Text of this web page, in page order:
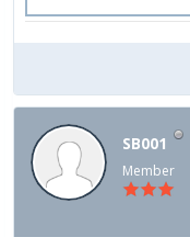
SB001
Member